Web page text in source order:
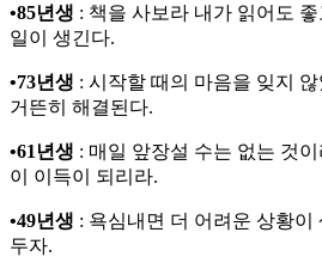
•85년생 : 책을 사보라 내가 읽어도
일이 생긴다.
•73년생 : 시작할 때의 마음을 잊지
거뜬히 해결된다.
•61년생 : 매일 앞장설 수는 없는 것
이 이득이 되리라.
•49년생 : 욕심내면 더 어려운 상황이
두자.